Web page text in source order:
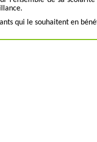
qui le souhaitent en